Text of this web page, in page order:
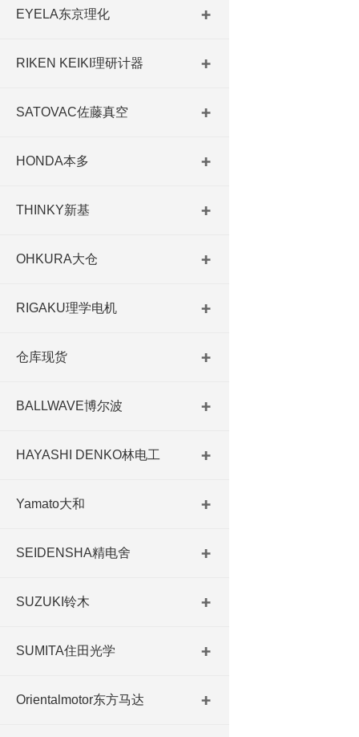
EYELA东京理化
RIKEN KEIKI理研计器
SATOVAC佐藤真空
HONDA本多
THINKY新基
OHKURA大仓
RIGAKU理学电机
仓库现货
BALLWAVE博尔波
HAYASHI DENKO林电工
Yamato大和
SEIDENSHA精电舍
SUZUKI铃木
SUMITA住田光学
Orientalmotor东方马达